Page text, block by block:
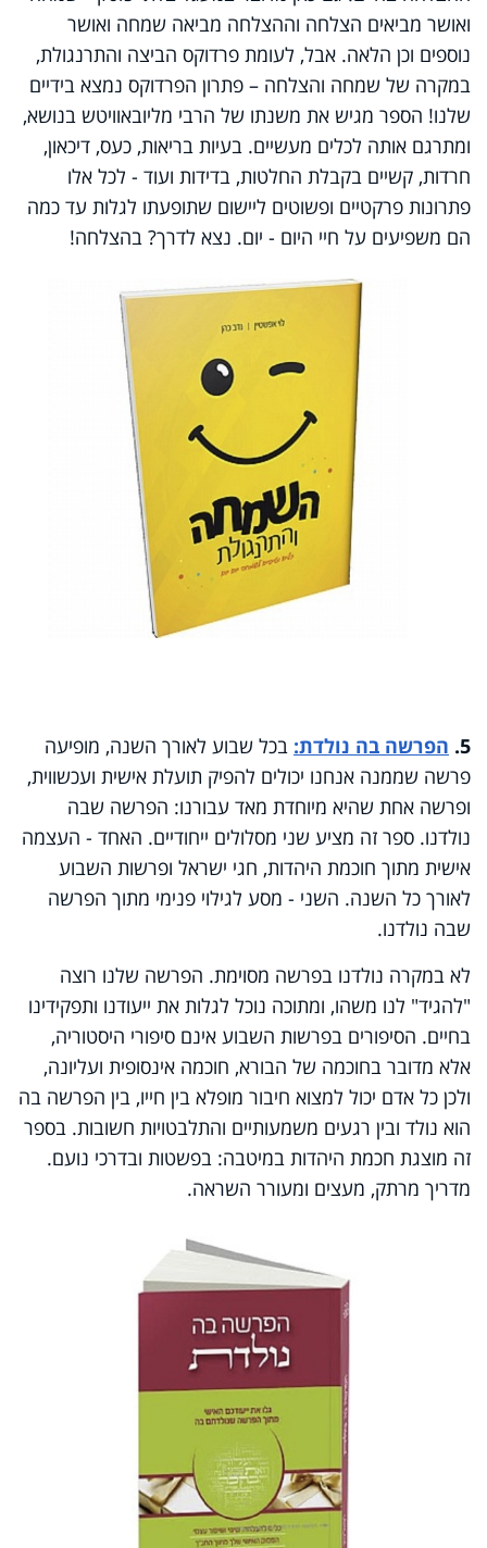
ואושר מביאים הצלחה וההצלחה מביאה שמחה ואושר
נוספים וכן הלאה. אבל, לעומת פרדוקס הביצה והתרנגולת,
במקרה של שמחה והצלחה – פתרון הפרדוקס נמצא בידיים
שלנו! הספר מגיש את משנתו של הרבי מליובאוויטש בנושא,
ומתרגם אותה לכלים מעשיים. בעיות בריאות, כעס, דיכאון,
חרדות, קשיים בקבלת החלטות, בדידות ועוד - לכל אלו
פתרונות פרקטיים ופשוטים ליישום שתופעתו לגלות עד כמה
הם משפיעים על חיי היום - יום. נצא לדרך? בהצלחה!
5. הפרשה בה נולדת: בכל שבוע לאורך השנה, מופיעה
פרשה שממנה אנחנו יכולים להפיק תועלת אישית ועכשווית,
ופרשה אחת שהיא מיוחדת מאד עבורנו: הפרשה שבה
נולדנו. ספר זה מציע שני מסלולים ייחודיים. האחד - העצמה
אישית מתוך חוכמת היהדות, חגי ישראל ופרשות השבוע
לאורך כל השנה. השני - מסע לגילוי פנימי מתוך הפרשה
שבה נולדנו.
לא במקרה נולדנו בפרשה מסוימת. הפרשה שלנו רוצה
"להגיד" לנו משהו, ומתוכה נוכל לגלות את ייעודנו ותפקידינו
בחיים. הסיפורים בפרשות השבוע אינם סיפורי היסטוריה,
אלא מדובר בחוכמה של הבורא, חוכמה אינסופית ועליונה,
ולכן כל אדם יכול למצוא חיבור מופלא בין חייו, בין הפרשה בה
הוא נולד ובין רגעים משמעותיים והתלבטויות חשובות. בספר
זה מוצגת חכמת היהדות במיטבה: בפשטות ובדרכי נועם.
מדריך מרתק, מעצים ומעורר השראה.